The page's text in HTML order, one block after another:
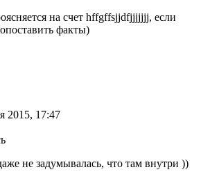
на счет hffgffsjjdfjjjjjjj, если
факты)
2015, 17:47
не задумывалась, что там внутри ))